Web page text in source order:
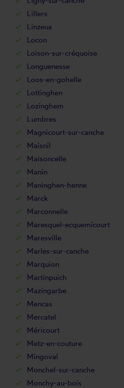
Lillers
Linzeux
Locon
Loison-sur-créquoise
Longuenesse
Loos-en-gohelle
Lottinghen
Lozinghem
Lumbres
Magnicourt-sur-canche
Maisnil
Maisoncelle
Manin
Maninghen-henne
Marck
Marconnelle
Maresquel-ecquemicourt
Maresville
Marles-sur-canche
Marquion
Martinpuich
Mazingarbe
Mencas
Mercatel
Méricourt
Metz-en-couture
Mingoval
Monchel-sur-canche
Monchy-au-bois